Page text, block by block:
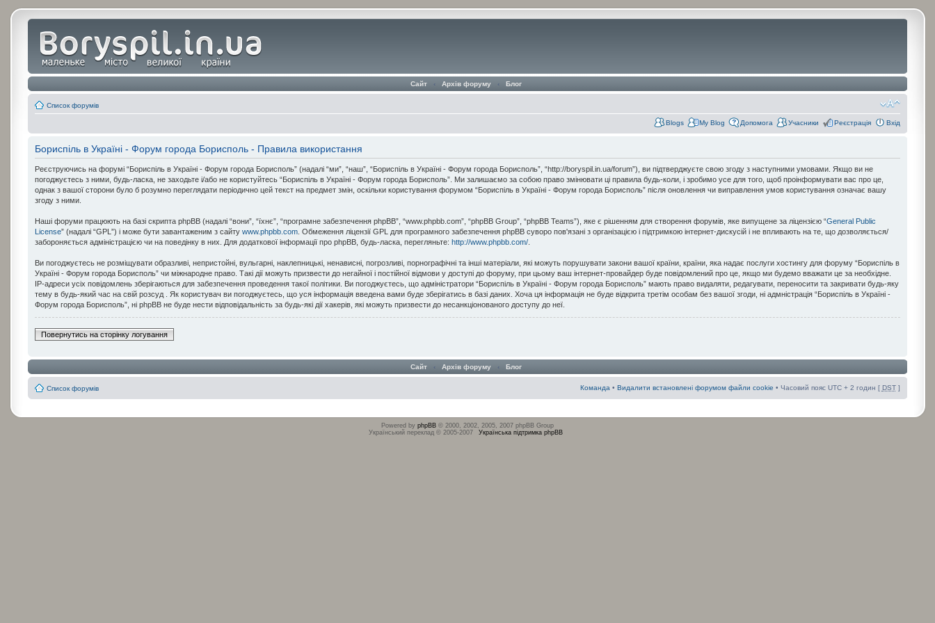
Сайт ‹ Архів форуму ‹ Блог
Список форумів
Blogs My Blog Допомога Учасники Реєстрація Вхід
Бориспіль в Україні - Форум города Борисполь - Правила використання
Реєструючись на форумі “Бориспіль в Україні - Форум города Борисполь” (надалі “ми”, “наш”, “Бориспіль в Україні - Форум города Борисполь”, “http://boryspil.in.ua/forum”), ви підтверджуєте свою згоду з наступними умовами. Якщо ви не
погоджуєтесь з ними, будь-ласка, не заходьте і/або не користуйтесь “Бориспіль в Україні - Форум города Борисполь”. Ми залишаємо за собою право змінювати ці правила будь-коли, і зробимо усе для того, щоб проінформувати вас про це,
однак з вашої сторони було б розумно переглядати періодично цей текст на предмет змін, оскільки користування форумом “Бориспіль в Україні - Форум города Борисполь” після оновлення чи виправлення умов користування означає вашу
згоду з ними.
Наші форуми працюють на базі скрипта phpBB (надалі “вони”, “їхнє”, “програмне забезпечення phpBB”, “www.phpbb.com”, “phpBB Group”, “phpBB Teams”), яке є рішенням для створення форумів, яке випущене за ліцензією “General Public
License” (надалі “GPL”) і може бути завантаженим з сайтуwww.phpbb.com . Обмеження ліцензії GPL для програмного забезпечення phpBB суворо пов'язані з організацією і підтримкою інтернет-дискусій і не впливають на те, що дозволяється/
забороняється адміністрацією чи на поведінку в них. Для додаткової інформації про phpBB, будь-ласка, перегляньте:http://www.phpbb.com/
Ви погоджуєтесь не розміщувати образливі, непристойні, вульгарні, наклепницькі, ненависні, погрозливі, порнографічні та інші матеріали, які можуть порушувати закони вашої країни, країни, яка надає послуги хостингу для форуму “Бориспіль в
Україні - Форум города Борисполь” чи міжнародне право. Такі дії можуть призвести до негайної і постійної відмови у доступі до форуму, при цьому ваш інтернет-провайдер буде повідомлений про це, якщо ми будемо вважати це за необхідне.
IP-адреси усіх повідомлень зберігаються для забезпечення проведення такої політики. Ви погоджуєтесь, що адміністратори “Бориспіль в Україні - Форум города Борисполь” мають право видаляти, редагувати, переносити та закривати будь-яку
тему в будь-який час на свій розсуд . Як користувач ви погоджуєтесь, що уся інформація введена вами буде зберігатись в базі даних. Хоча ця інформація не буде відкрита третім особам без вашої згоди, ні адмністрація “Бориспіль в Україні -
Форум города Борисполь”, ні phpBB не буде нести відповідальність за будь-які дії хакерів, які можуть призвести до несанкціонованого доступу до неї.
Повернутись на сторінку логування
Сайт ‹ Архів форуму ‹ Блог
Список форумів Команда • Видалити встановлені форумом файли cookie • Часовий пояс UTC + 2 годин [ DST]
Powered by phpBB © 2000, 2002, 2005, 2007 phpBB Group
Український переклад © 2005-2007
Українська підтримка phpBB